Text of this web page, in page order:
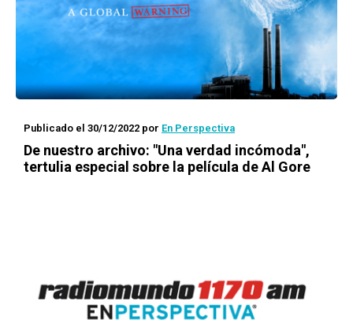
Publicado el 30/12/2022 por En Perspectiva
De nuestro archivo: "Una verdad incómoda",
tertulia especial sobre la película de Al Gore